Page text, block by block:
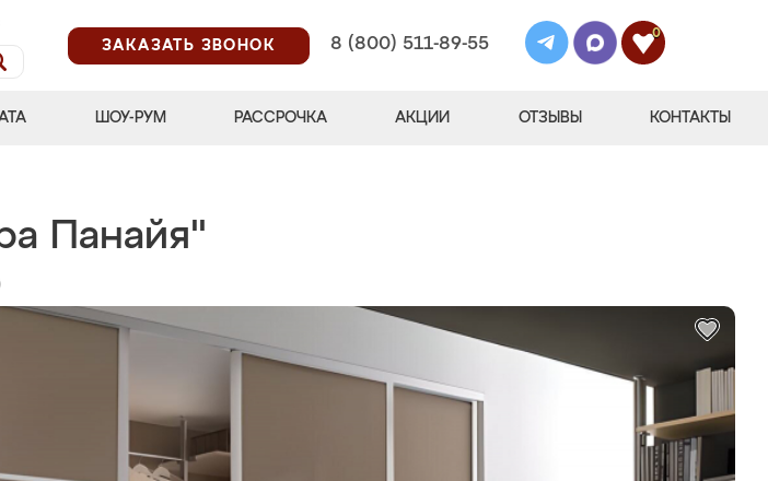
ЗАКАЗАТЬ ЗВОНОК
8 (800) 511-89-55
0
ШОУ-РУМ РАССРОЧКА АКЦИИ ОТЗЫВЫ КОНТАКТЫ
Панайя"